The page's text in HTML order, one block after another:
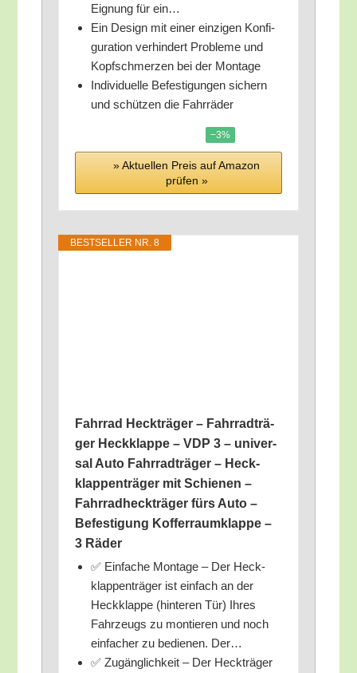
Eig­nung für ein…
Ein Design mit einer ein­zi­gen Kon­fi­
gu­ra­ti­on ver­hin­dert Pro­ble­me und
Kopf­schmer­zen bei der Montage
Indi­vi­du­el­le Befes­ti­gun­gen sichern
und schüt­zen die Fahrräder
−3%
» Aktu­el­len Preis auf Ama­zon
prü­fen »
BEST­SEL­LER NR. 8
Fahr­rad Heck­trä­ger – Fahr­rad­trä­
ger Heck­klap­pe – VDP 3 – uni­ver­
sal Auto Fahr­rad­trä­ger – Heck­
klap­pen­trä­ger mit Schie­nen –
Fahr­rad­heck­trä­ger fürs Auto –
Befes­ti­gung Kof­fer­raum­klap­pe –
3 Räder
✅ Ein­fa­che Mon­ta­ge – Der Heck­
klap­pen­trä­ger ist ein­fach an der
Heck­klap­pe (hin­te­ren Tür) Ihres
Fahr­zeugs zu mon­tie­ren und noch
ein­fa­cher zu bedie­nen. Der…
✅ Zugäng­lich­keit – Der Heck­trä­ger